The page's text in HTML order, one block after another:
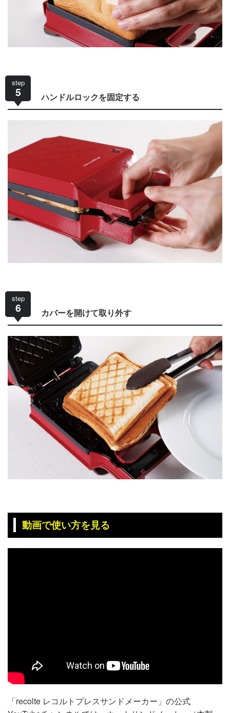
step
5 ハンドルロックを固定する
step
6 カバーを開けて取り外す
動画で使い方を見る
「recolte レコルトプレスサンドメーカー」の公式